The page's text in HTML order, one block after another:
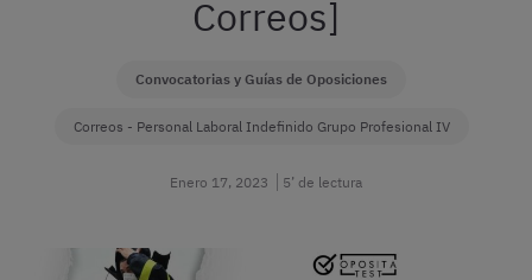
Correos]
Convocatorias y Guías de Oposiciones
Correos - Personal Laboral Indefinido Grupo Profesional IV
Enero 17, 2023 5’ de lectura